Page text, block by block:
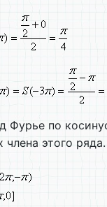
Фурье по
члена этого ряда.